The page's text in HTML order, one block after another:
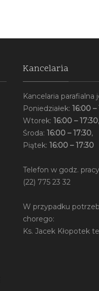
Kancelaria
Kancelaria parafialna
Poniedziałek: 16:00 –
Wtorek: 16:00 – 17:30,
Środa: 16:00 – 17:30,
Piątek: 16:00 – 17:30
Telefon w godz.
(22) 775 23 32
W przypadku
chorego:
Ks. Jacek Kłopotek